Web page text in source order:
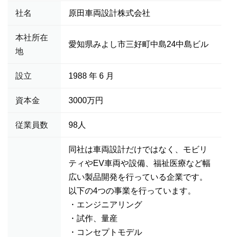
社名 原田車両設計株式会社
本社所在
地
愛知県みよし市三好町中島24中島ビル
設立 1988 年 6 月
資本金 3000万円
従業員数 98人
同社は車両設計だけではなく、モビリ
ティやEV車両や設備、福祉医療など幅
広い製品開発を行っている企業です。
以下の4つの事業を行っています。
・エンジニアリング
・試作、量産
・コンセプトモデル